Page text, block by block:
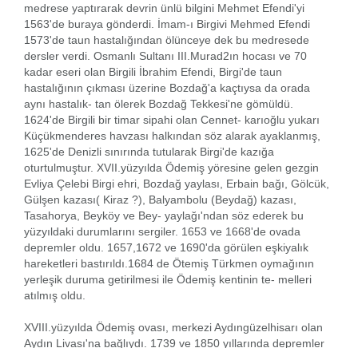
medrese yaptırarak devrin ünlü bilgini Mehmet Efendi'yi
1563'de buraya gönderdi. İmam-ı Birgivi Mehmed Efendi
1573'de taun hastalığından ölünceye dek bu medresede
dersler verdi. Osmanlı Sultanı III.Murad2ın hocası ve 70
kadar eseri olan Birgili İbrahim Efendi, Birgi'de taun
hastalığının çıkması üzerine Bozdağ'a kaçtıysa da orada
aynı hastalık- tan ölerek Bozdağ Tekkesi'ne gömüldü.
1624'de Birgili bir timar sipahi olan Cennet- karıoğlu yukarı
Küçükmenderes havzası halkından söz alarak ayaklanmış,
1625'de Denizli sınırında tutularak Birgi'de kazığa
oturtulmuştur. XVII.yüzyılda Ödemiş yöresine gelen gezgin
Evliya Çelebi Birgi ehri, Bozdağ yaylası, Erbain bağı, Gölcük,
Gülşen kazası( Kiraz ?), Balyambolu (Beydağ) kazası,
Tasahorya, Beyköy ve Bey- yaylağı'ndan söz ederek bu
yüzyıldaki durumlarını sergiler. 1653 ve 1668'de ovada
depremler oldu. 1657,1672 ve 1690'da görülen eşkiyalık
hareketleri bastırıldı.1684 de Ötemiş Türkmen oymağının
yerleşik duruma getirilmesi ile Ödemiş kentinin te- melleri
atılmış oldu.
XVIII.yüzyılda Ödemiş ovası, merkezi Aydıngüzelhisarı olan
Aydın Livası'na bağlıydı. 1739 ve 1850 yıllarında depremler